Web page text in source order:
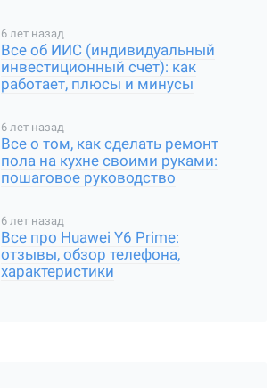
6 лет назад
Все об ИИС (индивидуальный
инвестиционный счет): как
работает, плюсы и минусы
6 лет назад
Все о том, как сделать ремонт
пола на кухне своими руками:
пошаговое руководство
6 лет назад
Все про Huawei Y6 Prime:
отзывы, обзор телефона,
характеристики